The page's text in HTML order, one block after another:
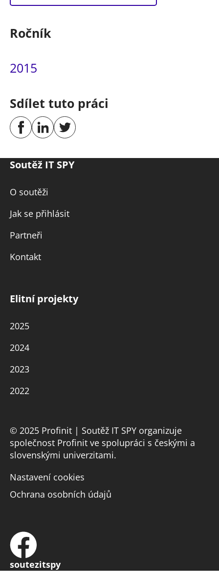
Ročník
2015
Sdílet tuto práci
Soutěž IT SPY
O soutěži
Jak se přihlásit
Partneři
Kontakt
Elitní projekty
2025
2024
2023
2022
© 2025 Profinit | Soutěž IT SPY organizuje
společnost Profinit ve spolupráci s českými a
slovenskými univerzitami.
Nastavení cookies
Ochrana osobních údajů
soutezitspy